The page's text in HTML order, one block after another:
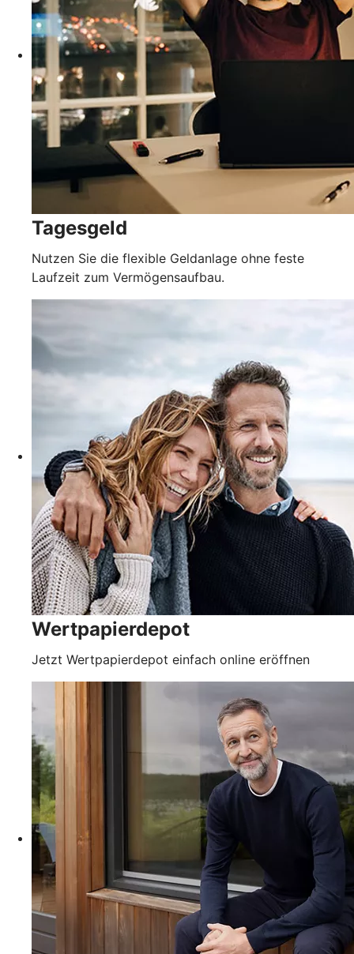
Tagesgeld
Nutzen Sie die flexible Geldanlage ohne feste
Laufzeit zum Vermögensaufbau.
Wertpapierdepot
Jetzt Wertpapierdepot einfach online eröffnen